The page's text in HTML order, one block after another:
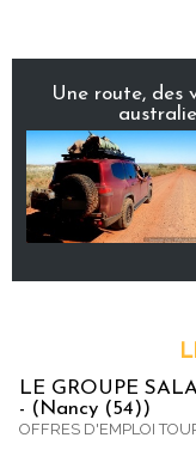
Une route, des
LE GROUPE
- (Nancy (54))
OFFRES D'EMPLOI